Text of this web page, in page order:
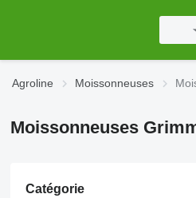
Agroline Moissonneuses
Moissonneuses
Catégorie